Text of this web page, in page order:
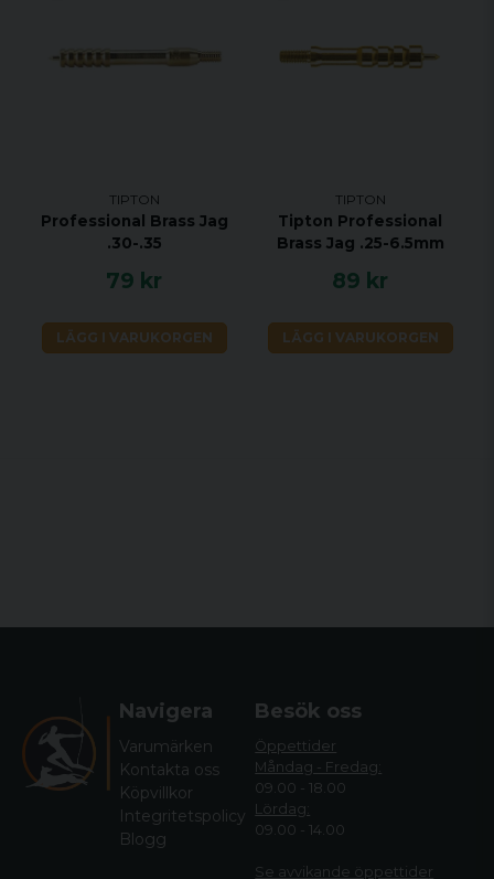
TIPTON
Professional Brass Jag
.30-.35
79 kr
LÄGG I VARUKORGEN
TIPTON
Tipton Professional
Brass Jag .25-6.5mm
89 kr
LÄGG I VARUKORGEN
Navigera
Varumärken
Kontakta oss
Köpvillkor
Integritetspolicy
Blogg
Besök oss
Öppettider
Måndag - Fredag:
09.00 - 18.00
Lördag:
09.00 - 14.00
Se avvikande öppettider